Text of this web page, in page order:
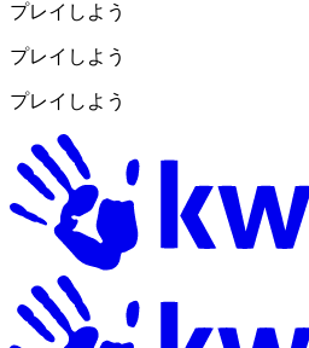
プレイしよう
プレイしよう
プレイしよう